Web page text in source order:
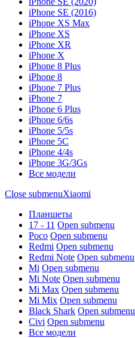
iPhone SE (2016)
iPhone XS Max
iPhone XS
iPhone XR
iPhone X
iPhone 8 Plus
iPhone 8
iPhone 7 Plus
iPhone 7
iPhone 6 Plus
iPhone 6/6s
iPhone 5/5s
iPhone 5C
iPhone 4/4s
iPhone 3G/3Gs
Все модели
Close submenuXiaomi
Планшеты
17 - 11 Open submenu
Poco Open submenu
Redmi Open submenu
Redmi Note Open submenu
Mi Open submenu
Mi Note Open submenu
Mi Max Open submenu
Mi Mix Open submenu
Black Shark Open submenu
Civi Open submenu
Все модели